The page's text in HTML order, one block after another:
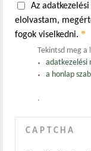
Az
elolvastam,
fogok viselkedni. *
Tekintsd meg a
adatkezelési
a honlap
.
CAPTCHA